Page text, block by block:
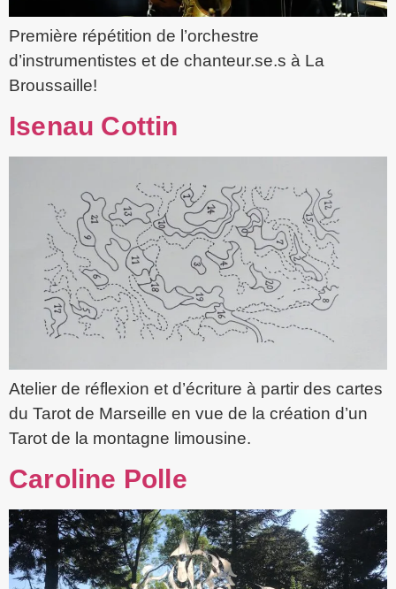
Première répétition de l’orchestre
d’instrumentistes et de chanteur.se.s à La
Broussaille!
Isenau Cottin
Atelier de réflexion et d’écriture à partir des cartes
du Tarot de Marseille en vue de la création d’un
Tarot de la montagne limousine.
Caroline Polle